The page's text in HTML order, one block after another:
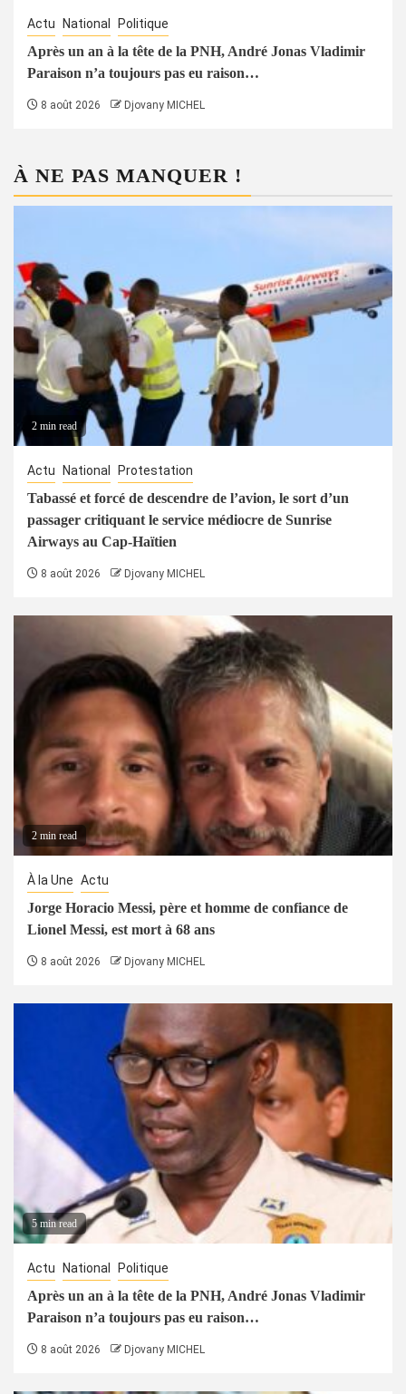
Actu National Politique
Après un an à la tête de la PNH, André Jonas Vladimir
Paraison n’a toujours pas eu raison…
8 août 2026 Djovany MICHEL
À NE PAS MANQUER !
2 min read
Actu National Protestation
Tabassé et forcé de descendre de l’avion, le sort d’un
passager critiquant le service médiocre de Sunrise
Airways au Cap-Haïtien
8 août 2026 Djovany MICHEL
2 min read
À la Une Actu
Jorge Horacio Messi, père et homme de confiance de
Lionel Messi, est mort à 68 ans
8 août 2026 Djovany MICHEL
5 min read
Actu National Politique
Après un an à la tête de la PNH, André Jonas Vladimir
Paraison n’a toujours pas eu raison…
8 août 2026 Djovany MICHEL